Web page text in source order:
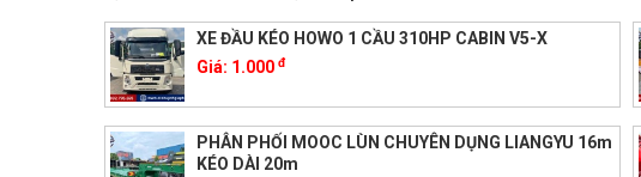
XE ĐẦU KÉO HOWO 1 CẦU 310HP CABIN V5-X
Giá: 1.000 đ
PHÂN PHỐI MOOC LÙN CHUYÊN DỤNG LIANGYU 16m
KÉO DÀI 20m